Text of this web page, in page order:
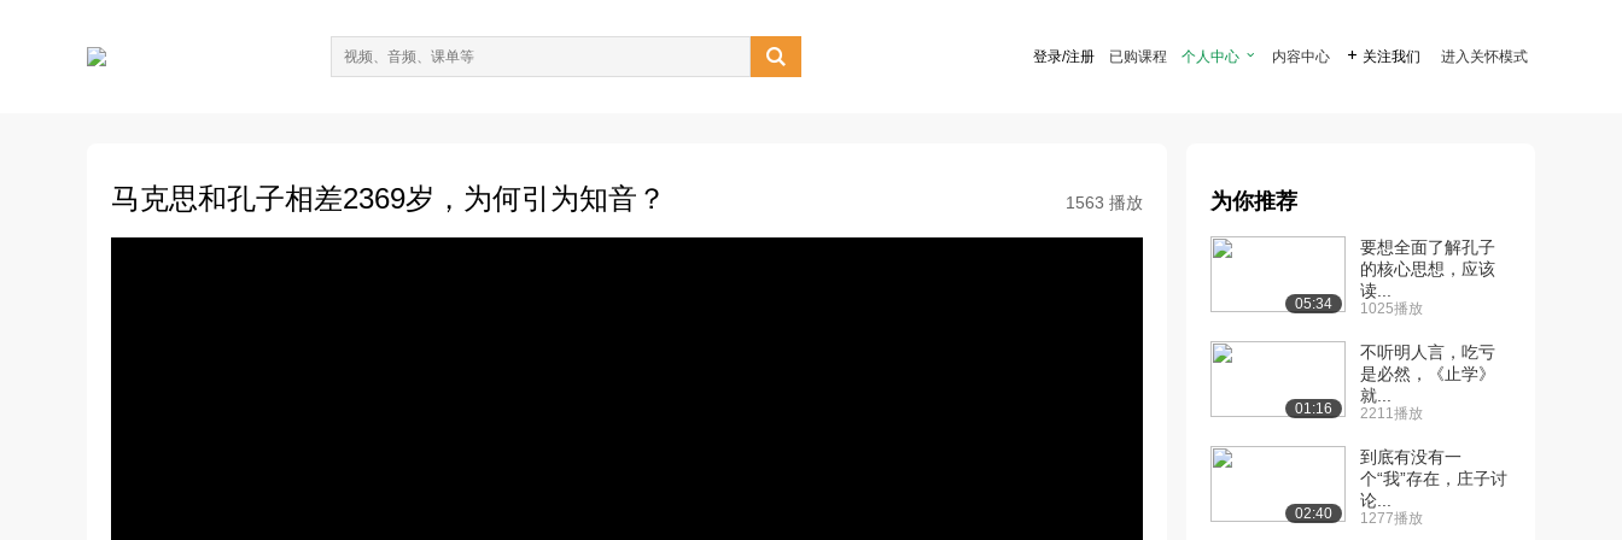
 登录/注册 已购课程 个人中心  内容中心  关注我们 进入关怀模式
马克思和孔子相差2369岁，为何引为知音？ 1563 播放 为你推荐
05:34
要想全面了解孔子
的核心思想，应该
读...
1025播放
01:16
不听明人言，吃亏
是必然，《止学》
就...
2211播放
02:40
到底有没有一
个“我”存在，庄子讨
论...
1277播放